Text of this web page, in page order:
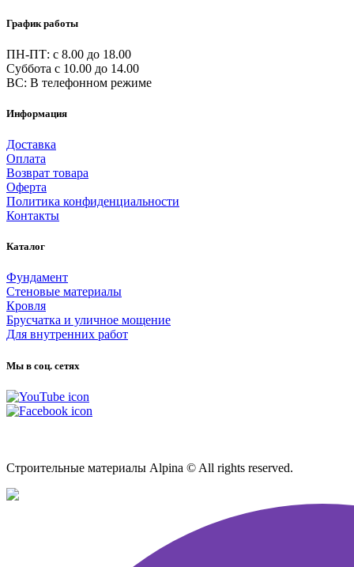
График работы
ПН-ПТ: c 8.00 до 18.00
Суббота с 10.00 до 14.00
ВС: В телефонном режиме
Информация
Доставка
Оплата
Возврат товара
Оферта
Политика конфиденциальности
Контакты
Каталог
Фундамент
Стеновые материалы
Кровля
Брусчатка и уличное мощение
Для внутренних работ
Мы в соц. сетях
Строительные материалы Alpina © All rights reserved.